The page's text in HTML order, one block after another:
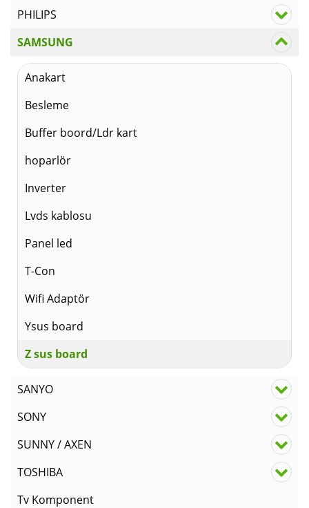
PHILIPS
SAMSUNG
Anakart
Besleme
Buffer boord/Ldr kart
hoparlör
Inverter
Lvds kablosu
Panel led
T-Con
Wifi Adaptör
Ysus board
Z sus board
SANYO
SONY
SUNNY / AXEN
TOSHIBA
Tv Komponent